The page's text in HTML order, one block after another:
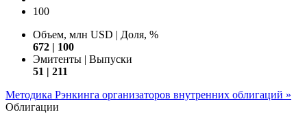
100
Объем, млн USD | Доля, %
672 | 100
Эмитенты | Выпуски
51 | 211
Методика Рэнкинга организаторов внутренних облигаций »
Облигации